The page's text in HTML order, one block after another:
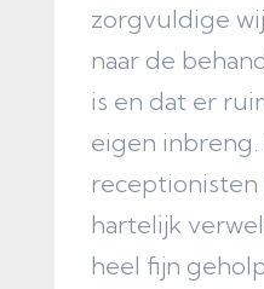
zorgvuldige
naar de
is en dat er
eigen inbreng.
receptionisten
hartelijk
heel fijn